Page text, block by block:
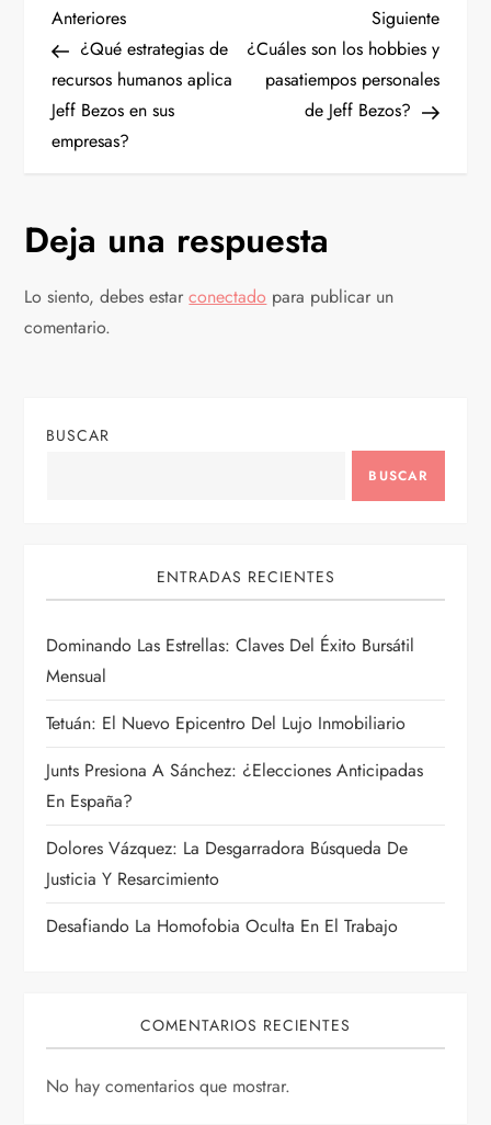
N
a
v
g
a
c
ó
e
e
n
t
r
a
d
Entrada
anterior
Anteriores
¿Qué estrategias de
recursos humanos aplica
Jeff Bezos en sus
empresas?
Siguiente
¿Cuáles son los hobbies y
pasatiempos personales
de Jeff Bezos?
Deja una respuesta
Lo siento, debes estarconectado para publicar un
comentario.
BUSCAR
BUSCAR
ENTRADAS RECIENTES
Dominando Las Estrellas: Claves Del Éxito Bursátil
Mensual
Tetuán: El Nuevo Epicentro Del Lujo Inmobiliario
Junts Presiona A Sánchez: ¿Elecciones Anticipadas
En España?
Dolores Vázquez: La Desgarradora Búsqueda De
Justicia Y Resarcimiento
Desafiando La Homofobia Oculta En El Trabajo
COMENTARIOS RECIENTES
No hay comentarios que mostrar.